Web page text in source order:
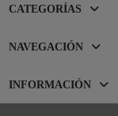
CATEGORÍAS
NAVEGACIÓN
INFORMACIÓN